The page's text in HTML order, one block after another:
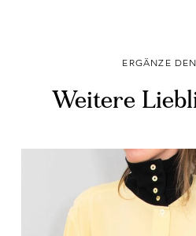
ERGÄNZE
Weitere